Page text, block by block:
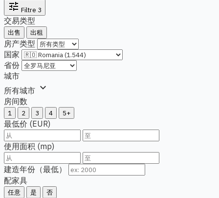
tune Filtre 3
交易类型
出售 出租
房产类型
国家
省份
城市
所有城市 expand_more
房间数
1 2 3 4 5+
最低价 (EUR)
使用面积 (mp)
建造年份（最低）
配家具
任意 是 否